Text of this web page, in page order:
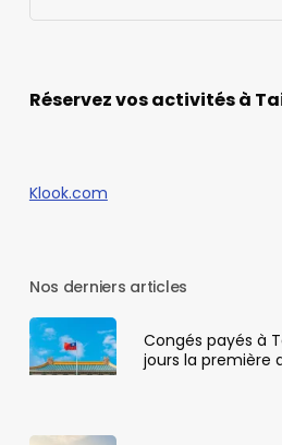
Réservez vos activités à
Klook.com
Nos derniers articles
Congés payés à
jours la première